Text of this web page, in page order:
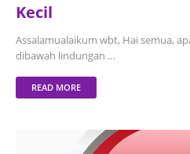
Kecil
Assalamualaikum wbt, Hai semua,
dibawah lindungan …
READ MORE